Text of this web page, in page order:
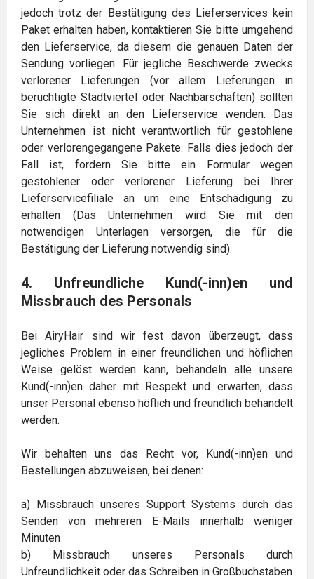
jedoch trotz der Bestätigung des Lieferservices kein
Paket erhalten haben, kontaktieren Sie bitte umgehend
den Lieferservice, da diesem die genauen Daten der
Sendung vorliegen. Für jegliche Beschwerde zwecks
verlorener Lieferungen (vor allem Lieferungen in
berüchtigte Stadtviertel oder Nachbarschaften) sollten
Sie sich direkt an den Lieferservice wenden. Das
Unternehmen ist nicht verantwortlich für gestohlene
oder verlorengegangene Pakete. Falls dies jedoch der
Fall ist, fordern Sie bitte ein Formular wegen
gestohlener oder verlorener Lieferung bei Ihrer
Lieferservicefiliale an um eine Entschädigung zu
erhalten (Das Unternehmen wird Sie mit den
notwendigen Unterlagen versorgen, die für die
Bestätigung der Lieferung notwendig sind).
4. Unfreundliche Kund(-inn)en und
Missbrauch des Personals
Bei AiryHair sind wir fest davon überzeugt, dass
jegliches Problem in einer freundlichen und höflichen
Weise gelöst werden kann, behandeln alle unsere
Kund(-inn)en daher mit Respekt und erwarten, dass
unser Personal ebenso höflich und freundlich behandelt
werden.
Wir behalten uns das Recht vor, Kund(-inn)en und
Bestellungen abzuweisen, bei denen:
a) Missbrauch unseres Support Systems durch das
Senden von mehreren E-Mails innerhalb weniger
Minuten
b) Missbrauch unseres Personals durch
Unfreundlichkeit oder das Schreiben in Großbuchstaben